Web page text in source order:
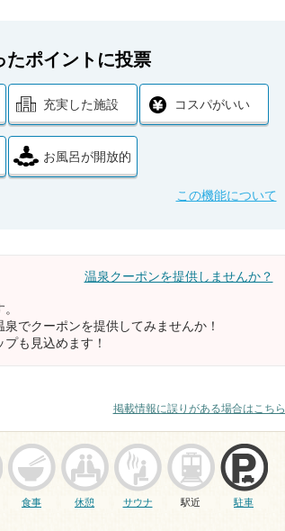
たポイントに投票
充実した施設 コスパがいい
お風呂が開放的
この機能について
温泉クーポンを提供しませんか？
でクーポンを提供してみませんか！
も見込めます！
掲載情報に誤りがある場合はこちら
食事 休憩 サウナ 駅近 駐車